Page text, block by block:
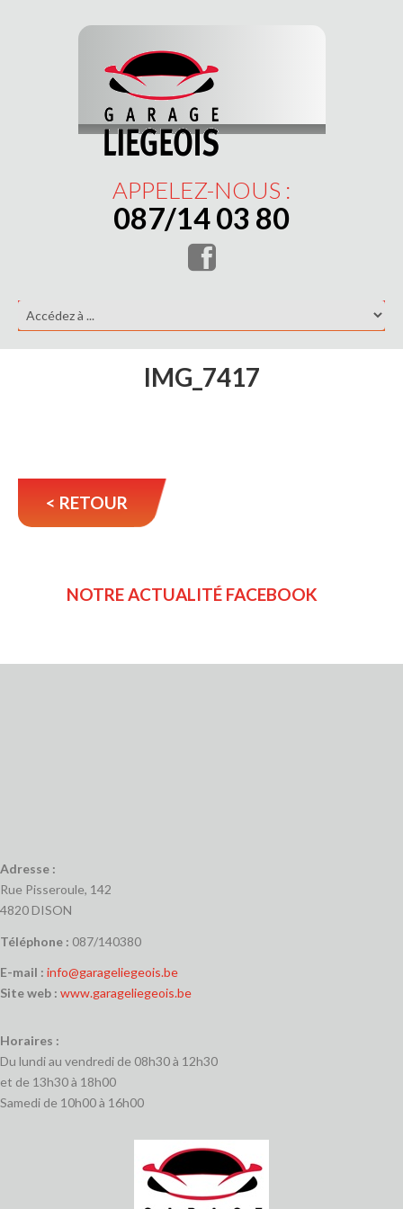
APPELEZ-NOUS :
087/14 03 80
IMG_7417
< RETOUR
NOTRE ACTUALITÉ FACEBOOK
Adresse :
Rue Pisseroule, 142
4820 DISON
Téléphone : 087/140380
E-mail : info@garageliegeois.be
Site web : www.garageliegeois.be
Horaires :
Du lundi au vendredi de 08h30 à 12h30
et de 13h30 à 18h00
Samedi de 10h00 à 16h00